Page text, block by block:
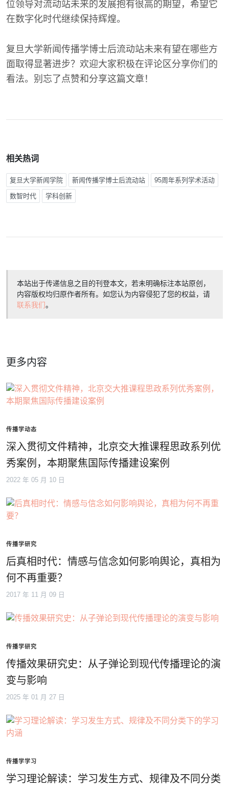
位领导对流动站未来的发展抱有很高的期望，希望它
在数字化时代继续保持辉煌。
复旦大学新闻传播学博士后流动站未来有望在哪些方
面取得显著进步？欢迎大家积极在评论区分享你们的
看法。别忘了点赞和分享这篇文章！
相关热词
复旦大学新闻学院 新闻传播学博士后流动站 95周年系列学术活动
数智时代 学科创新
本站出于传递信息之目的刊登本文，若未明确标注本站原创，
内容版权均归原作者所有。如您认为内容侵犯了您的权益，请
联系我们。
更多内容
传播学动态
深入贯彻文件精神，北京交大推课程思政系列优
秀案例，本期聚焦国际传播建设案例
2022 年 05 月 10 日
传播学研究
后真相时代：情感与信念如何影响舆论，真相为
何不再重要？
2017 年 11 月 09 日
传播学研究
传播效果研究史：从子弹论到现代传播理论的演
变与影响
2025 年 01 月 27 日
传播学学习
学习理论解读：学习发生方式、规律及不同分类